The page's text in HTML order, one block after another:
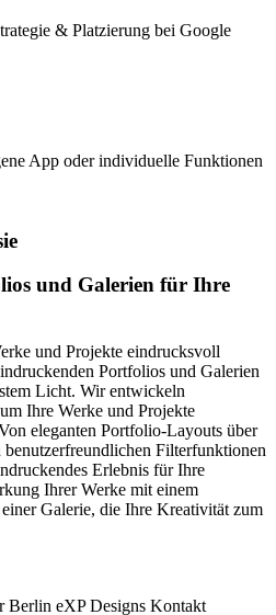
& Platzierung bei Google
App oder individuelle Funktionen
und Galerien für Ihre
und Projekte eindrucksvoll
Portfolios und Galerien
Licht. Wir entwickeln
Ihre Werke und Projekte
eleganten Portfolio-Layouts über
Filterfunktionen
Erlebnis für Ihre
Ihrer Werke mit einem
Galerie, die Ihre Kreativität zum